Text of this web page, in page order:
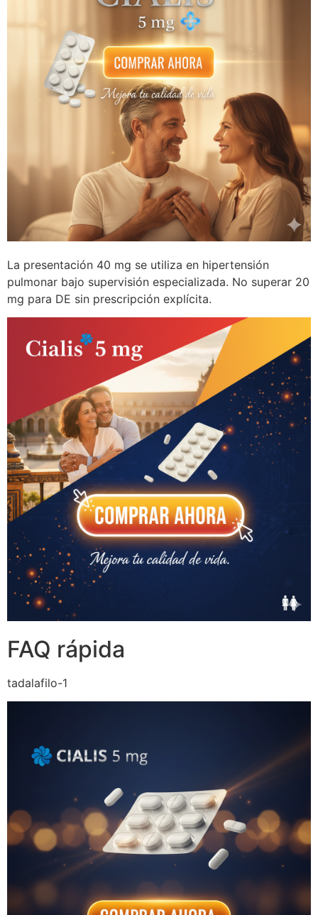
La presentación 40 mg se utiliza en hipertensión
pulmonar bajo supervisión especializada. No superar 20
mg para DE sin prescripción explícita.
FAQ rápida
tadalafilo-1